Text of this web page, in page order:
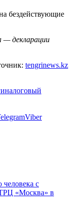
бездействующие
— декларации
tengrinews.kz
налоговый
Viber
человека с
«Москва» в